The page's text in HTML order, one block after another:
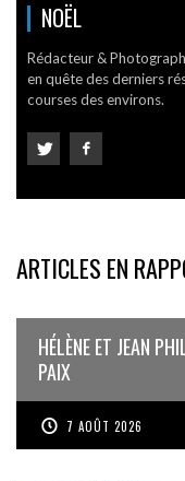
NOËL
Rédacteur &
en quête des derniers
courses des environs.
ARTICLES EN
HÉLÈNE ET JEAN
PAIX
7 AOÛT 2026